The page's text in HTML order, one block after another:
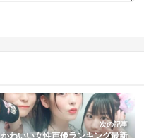
次の記事
かわいい女性声優ランキング最新